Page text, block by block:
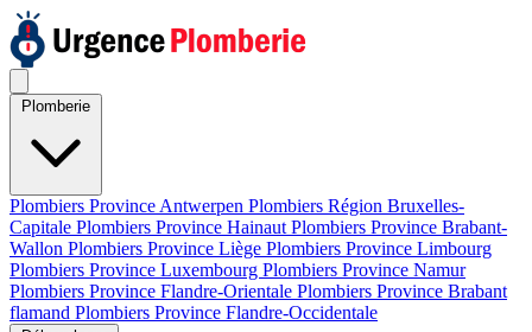
Plombiers Province Antwerpen Plombiers Région Bruxelles-
Capitale Plombiers Province Hainaut Plombiers Province Brabant-
Wallon Plombiers Province Liège Plombiers Province Limbourg
Plombiers Province Luxembourg Plombiers Province Namur
Plombiers Province Flandre-Orientale Plombiers Province Brabant
flamand Plombiers Province Flandre-Occidentale